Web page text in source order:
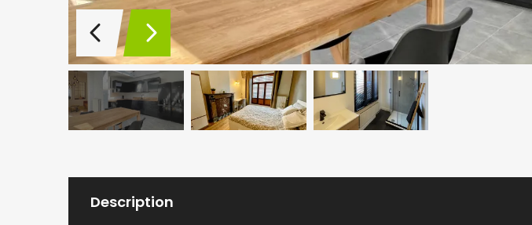
Description